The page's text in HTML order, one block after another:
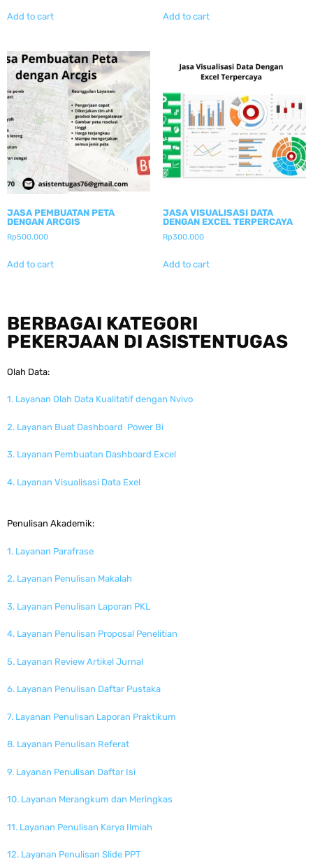
Add to cart Add to cart
JASA PEMBUATAN PETA
DENGAN ARCGIS
Rp500.000
Add to cart
JASA VISUALISASI DATA
DENGAN EXCEL TERPERCAYA
Rp300.000
Add to cart
BERBAGAI KATEGORI
PEKERJAAN DI ASISTENTUGAS
Olah Data:
1. Layanan Olah Data Kualitatif dengan Nvivo
2. Layanan Buat Dashboard Power Bi
3. Layanan Pembuatan Dashboard Excel
4. Layanan Visualisasi Data Exel
Penulisan Akademik:
1. Layanan Parafrase
2. Layanan Penulisan Makalah
3. Layanan Penulisan Laporan PKL
4. Layanan Penulisan Proposal Penelitian
5. Layanan Review Artikel Jurnal
6. Layanan Penulisan Daftar Pustaka
7. Layanan Penulisan Laporan Praktikum
8. Layanan Penulisan Referat
9. Layanan Penulisan Daftar Isi
10. Layanan Merangkum dan Meringkas
11. Layanan Penulisan Karya Ilmiah
12. Layanan Penulisan Slide PPT